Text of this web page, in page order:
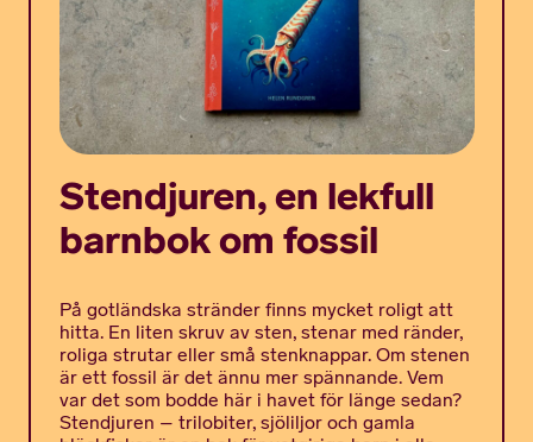
Stendjuren, en lekfull
barnbok om fossil
På gotländska stränder finns mycket roligt att
hitta. En liten skruv av sten, stenar med ränder,
roliga strutar eller små stenknappar. Om stenen
är ett fossil är det ännu mer spännande. Vem
var det som bodde här i havet för länge sedan?
Stendjuren – trilobiter, sjöliljor och gamla